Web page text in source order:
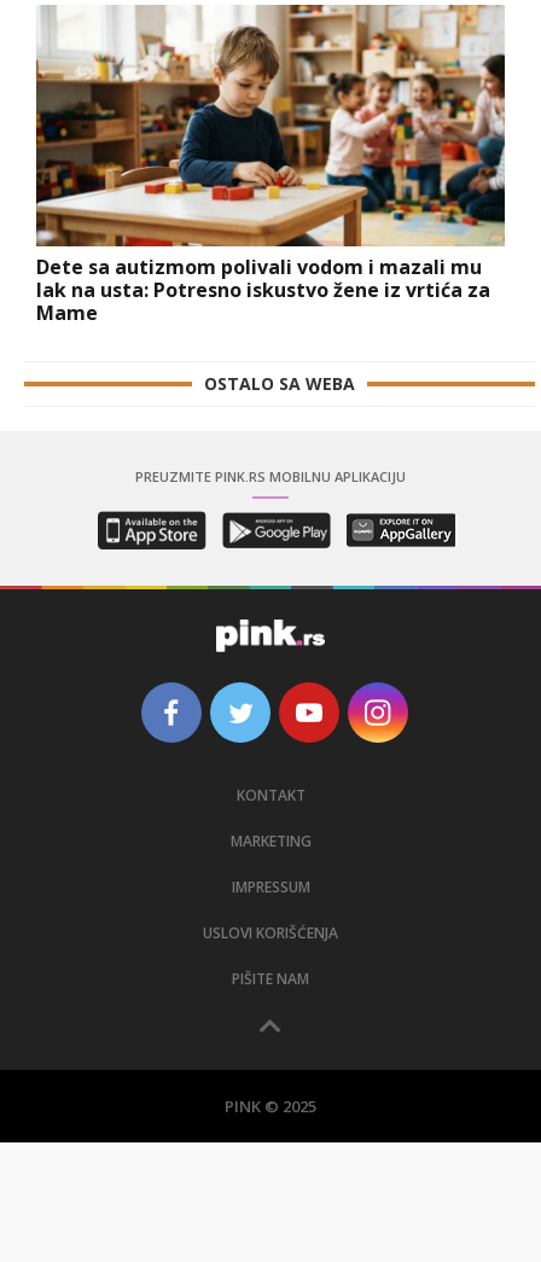
Dete sa autizmom polivali vodom i mazali mu
lak na usta: Potresno iskustvo žene iz vrtića za
Mame
OSTALO SA WEBA
PREUZMITE PINK.RS MOBILNU APLIKACIJU
KONTAKT
MARKETING
IMPRESSUM
USLOVI KORIŠĆENJA
PIŠITE NAM
PINK © 2025